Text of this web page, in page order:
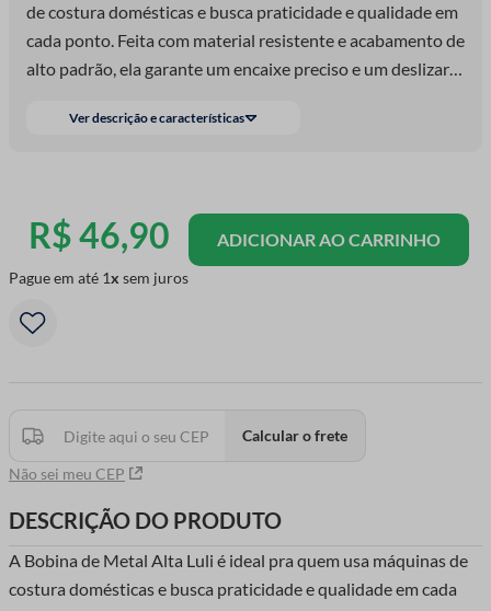
de costura domésticas e busca praticidade e qualidade em
cada ponto. Feita com material resistente e acabamento de
alto padrão, ela garante um encaixe preciso e um deslizar
um resultado impecável nas costuras. Com a caixa com
Ver descrição e características
R$46,90
Pague em até 1 sem juros
ADICIONAR AO CARRINHO
Não sei meu CEP
Calcular o frete
DESCRIÇÃO DO PRODUTO
A Bobina de Metal Alta Luli é ideal pra quem usa máquinas de
costura domésticas e busca praticidade e qualidade em cada